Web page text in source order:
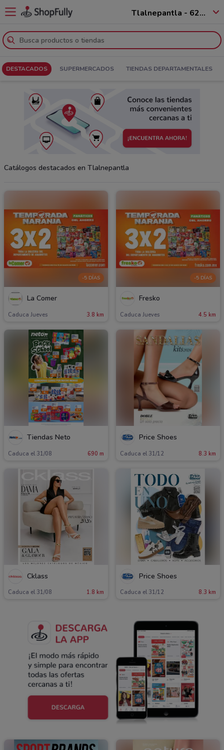
Tlalnepantla - 62536
DESTACADOS SUPERMERCADOS TIENDAS DEPARTAMENTALES
Catálogos destacados en Tlalnepantla
-5 DÍAS
La Comer
Caduca Jueves 3.8 km
-5 DÍAS
Fresko
Caduca Jueves 4.5 km
Tiendas Neto
Caduca el 31/08 690 m
Price Shoes
Caduca el 31/12 8.3 km
Cklass
Caduca el 31/08 1.8 km
Price Shoes
Caduca el 31/12 8.3 km